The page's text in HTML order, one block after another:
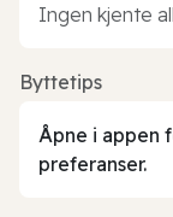
Ingen kjente
Byttetips
Åpne i appen
preferanser.